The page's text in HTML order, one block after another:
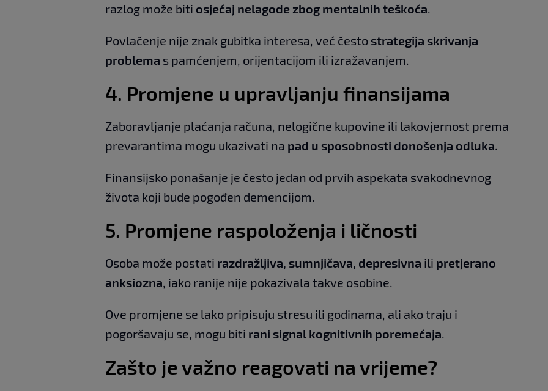
razlog može biti osjećaj nelagode zbog mentalnih teškoća.
Povlačenje nije znak gubitka interesa, već često strategija skrivanja
problema s pamćenjem, orijentacijom ili izražavanjem.
4. Promjene u upravljanju finansijama
Zaboravljanje plaćanja računa, nelogične kupovine ili lakovjernost prema
prevarantima mogu ukazivati na pad u sposobnosti donošenja odluka.
Finansijsko ponašanje je često jedan od prvih aspekata svakodnevnog
života koji bude pogođen demencijom.
5. Promjene raspoloženja i ličnosti
Osoba može postati razdražljiva, sumnjičava, depresivna ili pretjerano
anksiozna, iako ranije nije pokazivala takve osobine.
Ove promjene se lako pripisuju stresu ili godinama, ali ako traju i
pogoršavaju se, mogu biti rani signal kognitivnih poremećaja.
Zašto je važno reagovati na vrijeme?